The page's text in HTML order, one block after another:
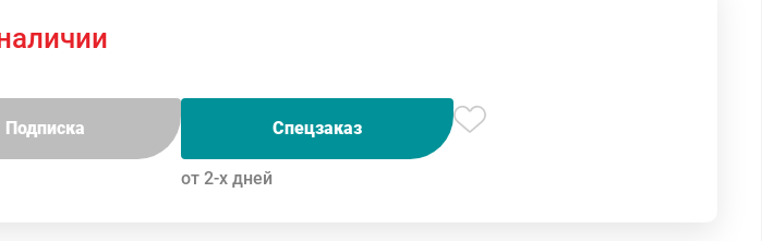
Подписка Спецзаказ
от 2-х дней